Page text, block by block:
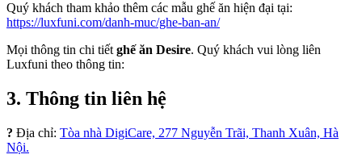
Quý khách tham khảo thêm các mẫu ghế ăn hiện đại tại:
https://luxfuni.com/danh-muc/ghe-ban-an/
Mọi thông tin chi tiết ghế ăn Desire. Quý khách vui lòng liên
Luxfuni theo thông tin:
3. Thông tin liên hệ
? Địa chỉ: Tòa nhà DigiCare, 277 Nguyễn Trãi, Thanh Xuân, Hà
Nội.